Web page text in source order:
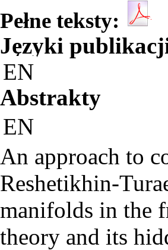
Pełne teksty:
Języki
EN
Abstrakty
EN
An approach to
Reshetikhin-
manifolds in the
theory and its